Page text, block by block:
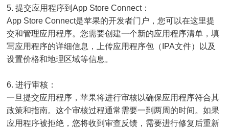
5. 提交应用程序到App Store Connect：
App Store Connect是苹果的开发者门户，您可以在这里提
交和管理应用程序。您需要创建一个新的应用程序清单，填
写应用程序的详细信息，上传应用程序包（IPA文件）以及
设置价格和地理区域等信息。
6. 进行审核：
一旦提交应用程序，苹果将进行审核以确保应用程序符合其
政策和指南。这个审核过程通常需要一到两周的时间。如果
应用程序被拒绝，您将收到审查反馈，需要进行修复后重新